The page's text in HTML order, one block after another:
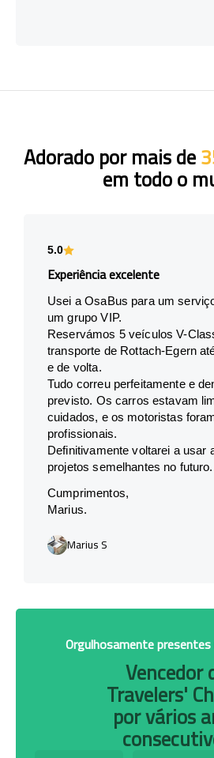
Adorado por mais de
em todo o
5.0
Experiência excelente
Usei a OsaBus para um
um grupo VIP.
Reservámos 5 veículos V-
transporte de Rottach-Egern
e de volta.
Tudo correu perfeitamente e
previsto. Os carros estavam
cuidados, e os motoristas
profissionais.
Definitivamente voltarei a usar
projetos semelhantes no futuro.
Cumprimentos,
Marius.
Marius S
Orgulhosamente
Vencedor
Travelers'
por vários